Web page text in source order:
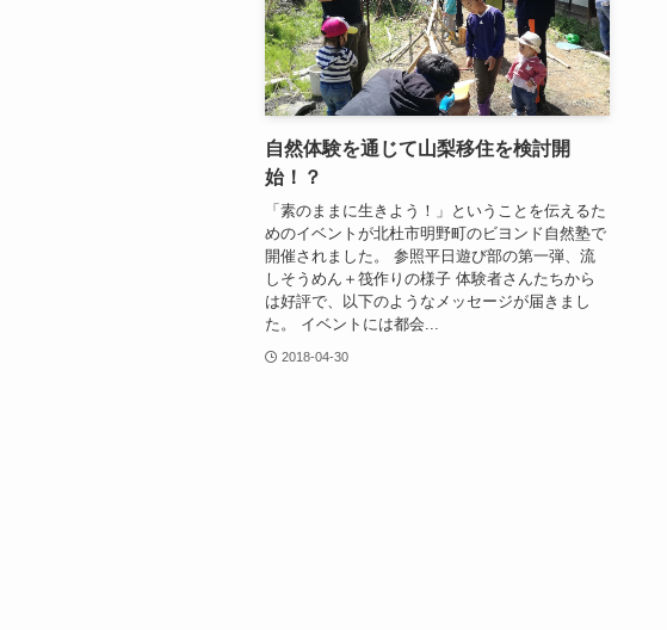
自然体験を通じて山梨移住を検討開
始！？
「素のままに生きよう！」ということを伝えるた
めのイベントが北杜市明野町のビヨンド自然塾で
開催されました。 参照平日遊び部の第一弾、流
しそうめん＋筏作りの様子 体験者さんたちから
は好評で、以下のようなメッセージが届きまし
た。 イベントには都会...
2018-04-30